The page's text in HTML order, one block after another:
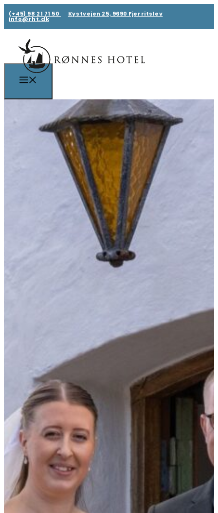
(+45) 98 21 71 50 Kystvejen 25, 9690 Fjerritslev
info@rht.dk